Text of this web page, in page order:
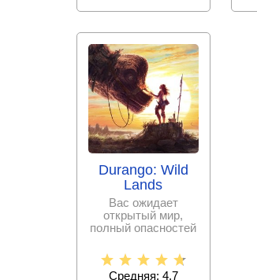
Durango: Wild
Lands
Вас ожидает
открытый мир,
полный опасностей
настоящими
динозаврами!
Средняя: 4.7